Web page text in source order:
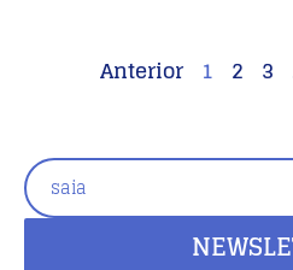
Anterior 1 2 3